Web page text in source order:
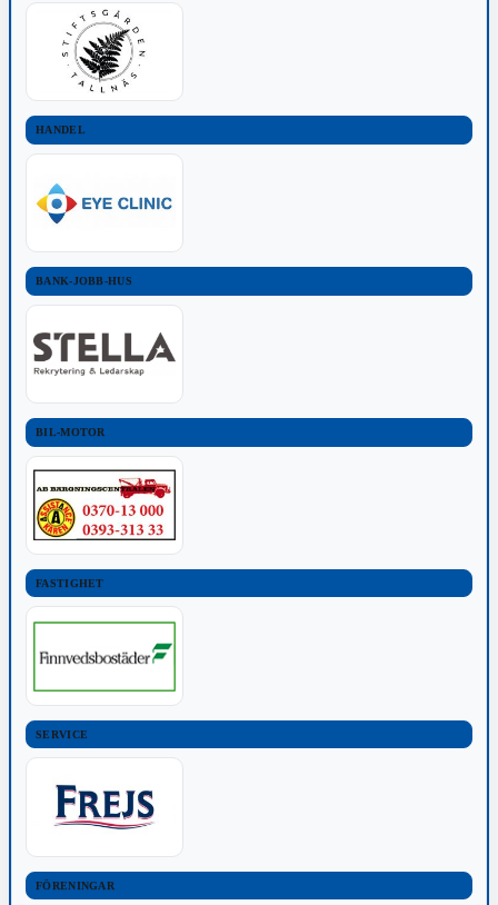
HANDEL
BANK-JOBB-HUS
BIL-MOTOR
FASTIGHET
SERVICE
FÖRENINGAR